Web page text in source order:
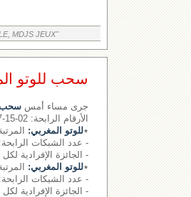
MDJS JEUX"
سحب للوتو المغربي
جرى مساء أمس سحب
الأرقام الرابحة: 02-15-17- - - الرقم الإضافي: 43
٭للوتو المغربي:
- عدد الشبكات الرابحة:
- الجائزة الإفرادية
٭للوتو المغربي:
- عدد الشبكات الرابحة:
- الجائزة الإفرادية لكل